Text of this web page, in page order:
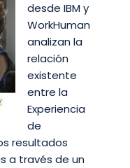
desde IBM y
WorkHuman
analizan la
relación
existente
entre la
Experiencia
de
resultados
a través de un